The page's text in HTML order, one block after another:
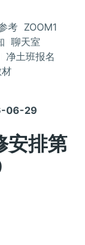
考 ZOOM1
聊天室
净土班报名
06-29
安排第